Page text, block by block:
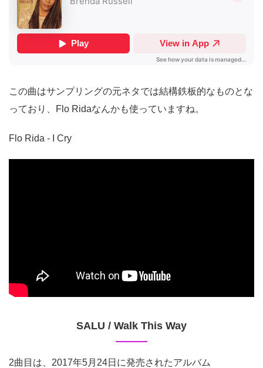
この曲はサンプリングの元ネタでは結構鉄板的なものとな
っており、Flo Ridaなんかも使っていますね。
Flo Rida - I Cry
SALU / Walk This Way
2曲目は、2017年5月24日に発売されたアルバム